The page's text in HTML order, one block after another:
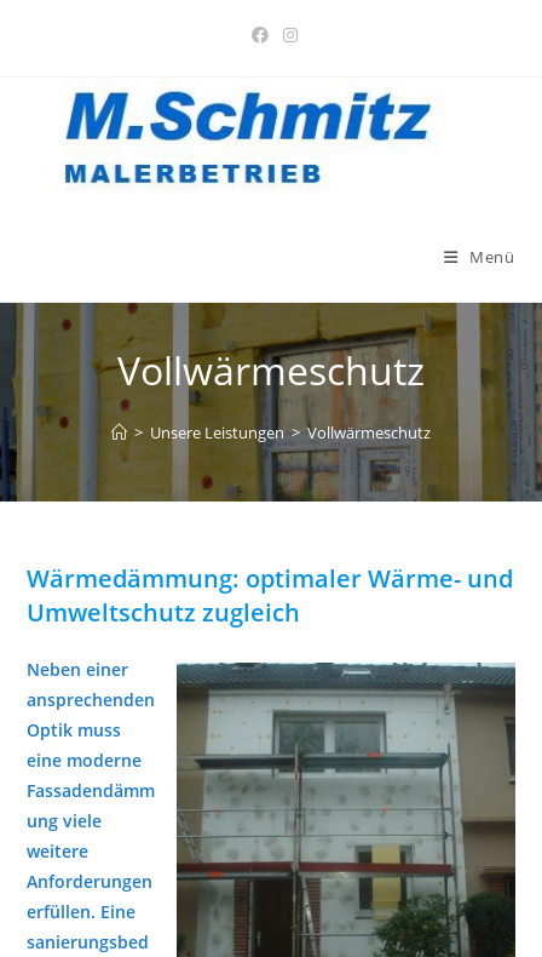
Menü
Vollwärmeschutz
> Unsere Leistungen > Vollwärmeschutz
Wärmedämmung: optimaler Wärme- und
Umweltschutz zugleich
Neben einer
ansprechenden
Optik muss
eine moderne
Fassadendämm
ung viele
weitere
Anforderungen
erfüllen. Eine
sanierungsbed